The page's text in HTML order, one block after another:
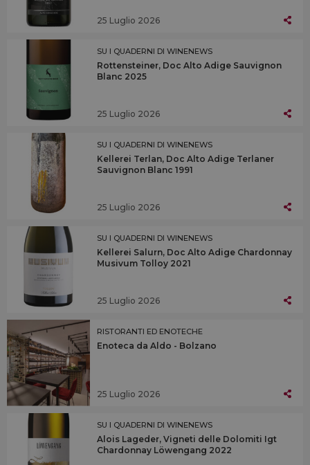
25 Luglio 2026
SU I QUADERNI DI WINENEWS
Rottensteiner, Doc Alto Adige Sauvignon
Blanc 2025
25 Luglio 2026
SU I QUADERNI DI WINENEWS
Kellerei Terlan, Doc Alto Adige Terlaner
Sauvignon Blanc 1991
25 Luglio 2026
SU I QUADERNI DI WINENEWS
Kellerei Salurn, Doc Alto Adige Chardonnay
Musivum Tolloy 2021
25 Luglio 2026
RISTORANTI ED ENOTECHE
Enoteca da Aldo - Bolzano
25 Luglio 2026
SU I QUADERNI DI WINENEWS
Alois Lageder, Vigneti delle Dolomiti Igt
Chardonnay Löwengang 2022